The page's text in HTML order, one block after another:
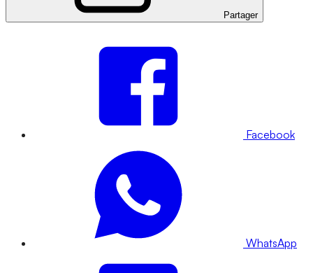
Partager
Facebook
WhatsApp